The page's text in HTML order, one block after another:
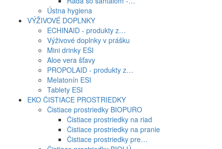
Ústna hygiena
VÝŽIVOVÉ DOPLNKY
ECHINAID - produkty z…
Výživové doplnky v prášku
Mini drinky ESI
Aloe vera šťavy
PROPOLAID - produkty z…
Melatonín ESI
Tablety ESI
EKO ČISTIACE PROSTRIEDKY
Čistiace prostriedky BIOPURO
Čistiace prostriedky na riad
Čistiace prostriedky na pranie
Čistiace prostriedky pre…